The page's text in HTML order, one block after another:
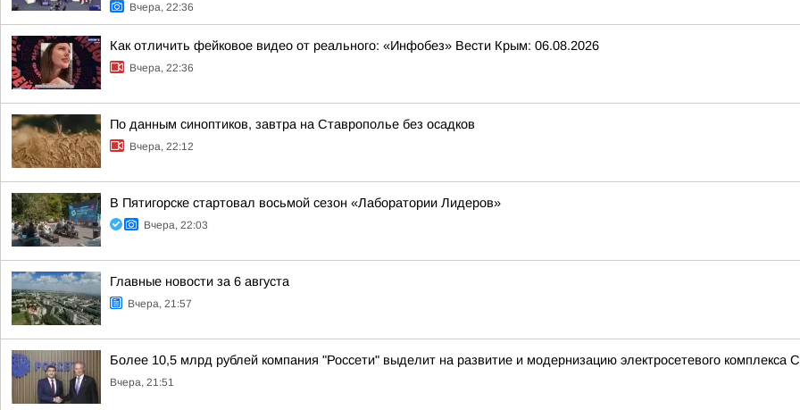
Вчера, 22:36
Как отличить фейковое видео от реального: «Инфобез» Вести Крым: 06.08.2026
Вчера, 22:36
По данным синоптиков, завтра на Ставрополье без осадков
Вчера, 22:12
В Пятигорске стартовал восьмой сезон «Лаборатории Лидеров»
Вчера, 22:03
Главные новости за 6 августа
Вчера, 21:57
Более 10,5 млрд рублей компания "Россети" выделит на развитие и модернизацию электросетевого комплекса
Вчера, 21:51